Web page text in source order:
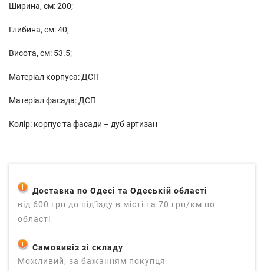
Доставка по Одесі та Одеській області
від 600 грн до під'їзду в місті та 70 грн/км по
області
Самовивіз зі складу
Можливий, за бажанням покупця
Ширина, см: 200;
Глибина, см: 40;
Висота, см: 53.5;
Матеріал корпуса: ДСП
Матеріал фасада: ДСП
Колір: корпус та фасади – дуб артизан